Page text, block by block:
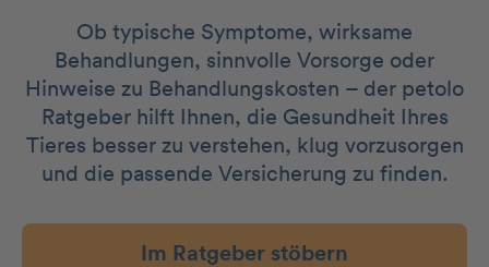
Ob typische Symptome, wirksame
Behandlungen, sinnvolle Vorsorge oder
Hinweise zu Behandlungskosten – der petolo
Ratgeber hilft Ihnen, die Gesundheit Ihres
Tieres besser zu verstehen, klug vorzusorgen
und die passende Versicherung zu finden.
Im Ratgeber stöbern